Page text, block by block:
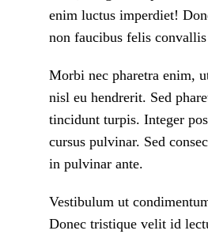
enim luctus imperdiet!
non faucibus felis
Morbi nec pharetra enim,
nisl eu hendrerit. Sed
tincidunt turpis. Integer
cursus pulvinar. Sed
in pulvinar ante.
Vestibulum ut
Donec tristique velit id